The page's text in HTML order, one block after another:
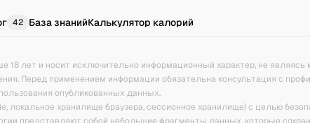
42 База знанийКалькулятор калорий
18 лет и носит исключительно информационный характер, не
Перед применением информации обязательна консультация с
опубликованных данных.
локальное хранилище браузера, сессионное хранилище) с целью